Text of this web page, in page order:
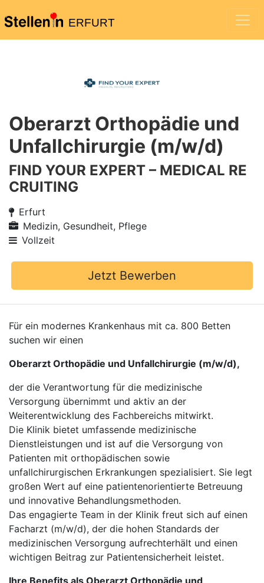
ERFURT
Oberarzt Orthopädie und
Unfallchirurgie (m/w/d)
FIND YOUR EXPERT – MEDICAL RE
CRUITING
Erfurt
Medizin, Gesundheit, Pflege
Vollzeit
Jetzt Bewerben
Für ein modernes Krankenhaus mit ca. 800 Betten
suchen wir einen
Oberarzt Orthopädie und Unfallchirurgie (m/w/d),
der die Verantwortung für die medizinische
Versorgung übernimmt und aktiv an der
Weiterentwicklung des Fachbereichs mitwirkt.
Die Klinik bietet umfassende medizinische
Dienstleistungen und ist auf die Versorgung von
Patienten mit orthopädischen sowie
unfallchirurgischen Erkrankungen spezialisiert. Sie legt
großen Wert auf eine patientenorientierte Betreuung
und innovative Behandlungsmethoden.
Das engagierte Team in der Klinik freut sich auf einen
Facharzt (m/w/d), der die hohen Standards der
medizinischen Versorgung aufrechterhält und einen
wichtigen Beitrag zur Patientensicherheit leistet.
Ihre Benefits als Oberarzt Orthopädie und